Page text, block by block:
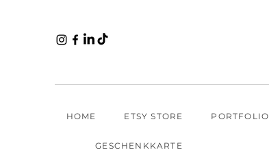
HOME ETSY STORE PORTFOLIO
GESCHENKKARTE